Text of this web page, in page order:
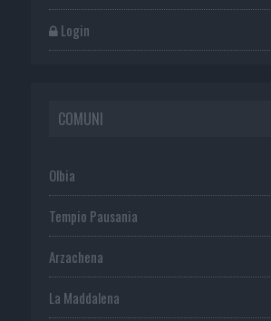
Login
COMUNI
Olbia
Tempio Pausania
Arzachena
La Maddalena